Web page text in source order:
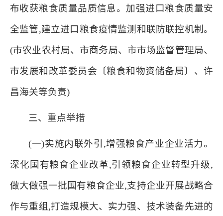
布收获粮食质量品质信息。加强进口粮食质量安
全监管,建立进口粮食疫情监测和联防联控机制。
(市农业农村局、市商务局、市市场监督管理局、
市发展和改革委员会〔粮食和物资储备局〕、许
昌海关等负责)
三、重点举措
(一)实施内联外引,增强粮食产业企业活力。
深化国有粮食企业改革,引领粮食企业转型升级,
做大做强一批国有粮食企业,支持企业开展战略合
作与重组,打造规模大、实力强、技术装备先进的